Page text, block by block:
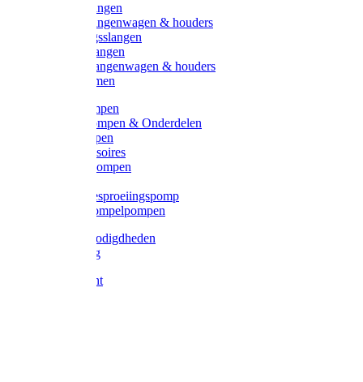
Overige slangen
Overige slangenwagen & houders
Beregeningsslangen
Gardena slangen
Gardena slangenwagen & houders
Slangklemmen
Leader pompen
Zwengelpompen & Onderdelen
Ebara pompen
Pompaccessoires
Excellent pompen
Gardena besproeiingspomp
Gardena dompelpompen
Tyleen benodigdheden
Tyleenslang
Lange bocht